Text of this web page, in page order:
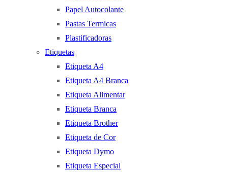
Papel Autocolante
Pastas Termicas
Plastificadoras
Etiquetas
Etiqueta A4
Etiqueta A4 Branca
Etiqueta Alimentar
Etiqueta Branca
Etiqueta Brother
Etiqueta de Cor
Etiqueta Dymo
Etiqueta Especial